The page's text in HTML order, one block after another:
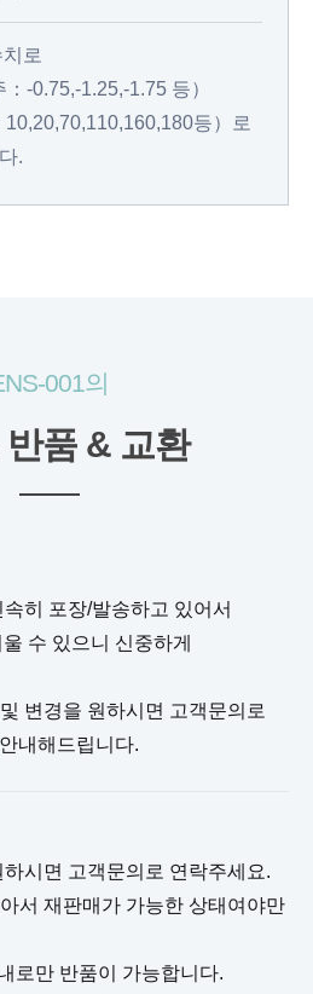
로
-0.75,-1.25,-1.75 등）
10,20,70,110,160,180등）로
.
001의
품 & 교환
히 포장/발송하고 있어서
수 있으니 신중하게
변경을 원하시면 고객문의로
내해드립니다.
시면 고객문의로 연락주세요.
서 재판매가 가능한 상태여야만
로만 반품이 가능합니다.